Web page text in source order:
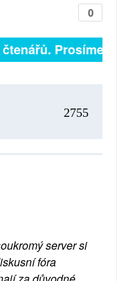
0
Prosíme,
2755
server si
fóra